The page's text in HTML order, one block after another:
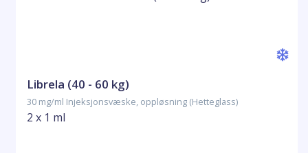
Librela (40 - 60 kg)
30 mg/ml Injeksjonsvæske, oppløsning (Hetteglass)
2 x 1 ml